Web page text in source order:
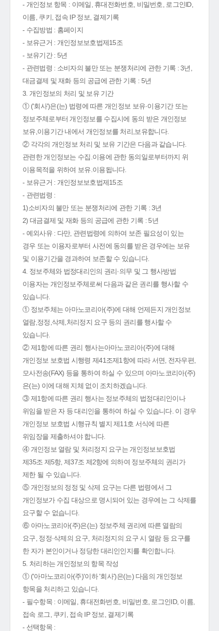
- 개인정보 항목 : 이메일, 휴대전화번호, 비밀번호, 로그인ID,
이름, 쿠키, 접속 IP 정보, 결제기록
- 수집방법 : 홈페이지
- 보유근거 : 개인정보보호법제15조
- 보유기간 : 5년
- 관련법령 : 소비자의 불만 또는 분쟁처리에 관한 기록 : 3년,
대금결제 및 재화 등의 공급에 관한 기록 : 5년
3. 개인정보의 처리 및 보유 기간
① ('회사')은(는) 법령에 따른 개인정보 보유·이용기간 또는
정보주체로부터 개인정보를 수집시에 동의 받은 개인정보
보유,이용기간 내에서 개인정보를 처리,보유합니다.
② 각각의 개인정보 처리 및 보유 기간은 다음과 같습니다.
관련한 개인정보는 수집.이용에 관한 동의일로부터까지 위
이용목적을 위하여 보유.이용됩니다.
- 보유근거 : 개인정보보호법제15조
- 관련법령 :
1)소비자의 불만 또는 분쟁처리에 관한 기록 : 3년
2) 대금결제 및 재화 등의 공급에 관한 기록 : 5년
- 예외사유 : 다만, 관련법령에 의하여 보존 필요성이 있는
경우 또는 이용자로부터 사전에 동의를 받은 경우에는 보유
및 이용기간을 경과하여 보존할 수 있습니다.
4. 정보주체와 법정대리인의 권리·의무 및 그 행사방법
이용자는 개인정보주체로써 다음과 같은 권리를 행사할 수
있습니다.
① 정보주체는 아마노코리아(주)에 대해 언제든지 개인정보
열람,정정,삭제,처리정지 요구 등의 권리를 행사할 수
있습니다.
② 제1항에 따른 권리 행사는아마노코리아(주)에 대해
개인정보 보호법 시행령 제41조제1항에 따라 서면, 전자우편,
모사전송(FAX) 등을 통하여 하실 수 있으며 아마노코리아(주)
은(는) 이에 대해 지체 없이 조치하겠습니다.
③ 제1항에 따른 권리 행사는 정보주체의 법정대리인이나
위임을 받은 자 등 대리인을 통하여 하실 수 있습니다. 이 경우
개인정보 보호법 시행규칙 별지 제11호 서식에 따른
위임장을 제출하셔야 합니다.
④ 개인정보 열람 및 처리정지 요구는 개인정보보호법
제35조 제5항, 제37조 제2항에 의하여 정보주체의 권리가
제한 될 수 있습니다.
⑤ 개인정보의 정정 및 삭제 요구는 다른 법령에서 그
개인정보가 수집 대상으로 명시되어 있는 경우에는 그 삭제를
요구할 수 없습니다.
⑥ 아마노코리아(주)은(는) 정보주체 권리에 따른 열람의
요구, 정정·삭제의 요구, 처리정지의 요구 시 열람 등 요구를
한 자가 본인이거나 정당한 대리인인지를 확인합니다.
5. 처리하는 개인정보의 항목 작성
① ('아마노코리아(주)'이하 '회사')은(는) 다음의 개인정보
항목을 처리하고 있습니다.
- 필수항목 : 이메일, 휴대전화번호, 비밀번호, 로그인ID, 이름,
접속 로그, 쿠키, 접속 IP 정보, 결제기록
- 선택항목 :